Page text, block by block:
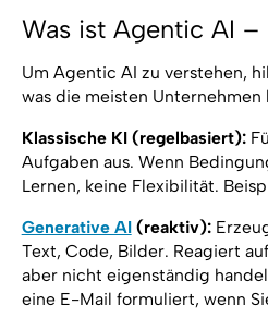
Was ist Agentic AI –
Um Agentic AI zu verstehen,
was die meisten Unternehmen
Klassische KI (regelbasiert):
Aufgaben aus. Wenn
Lernen, keine Flexibilität.
Generative AI(reaktiv):
Text, Code, Bilder. Reagiert
aber nicht eigenständig
eine E-Mail formuliert, wenn